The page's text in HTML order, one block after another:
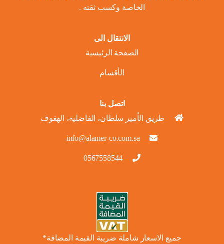
الخاصة وكسب ثقته .
الانتقال الى
الصفحة الرئيسية
الأقسام
اتصل بنا
طريق الأمير سلطان، الفاضلية، الهفوف
info@alamer-co.com.sa
0567558544
جميع الاسعار شاملة ضريبة القيمة المضافة*